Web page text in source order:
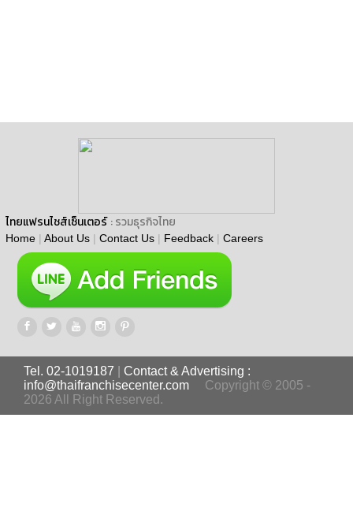
ไทยแฟรนไชส์เซ็นเตอร์ : รวมธุรกิจไทย
Home | About Us | Contact Us | Feedback | Careers
Tel. 02-1019187
Contact & Advertising :
info@thaifranchisecenter.com
Copyright © 2005 -
2026 All Right Reserved.